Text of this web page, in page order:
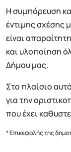
Η συμπόρευση
έντιμης σχέσης
είναι
και υλοποίηση
Δήμου μας.
Στο πλαίσιο
για την
που έχει
* Επικεφαλής της